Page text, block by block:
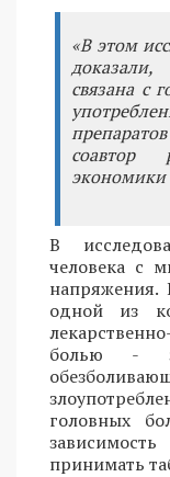
«В этом
связана с
соавтор
В
человека с
одной из
болью -
головных
принимать